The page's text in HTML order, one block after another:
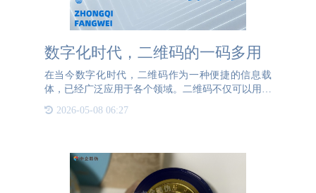
数字化时代，二维码的一码多用
在当今数字化时代，二维码作为一种便捷的信息载
体，已经广泛应用于各个领域。二维码不仅可以用于
伪、溯源和营销活动中发挥重要作用。首先，二维码
2026-05-08 06:27